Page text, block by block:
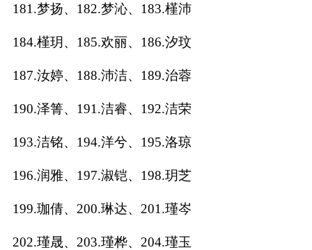
181.梦扬、182.梦沁、183.槿沛
184.槿玥、185.欢丽、186.汐玟
187.汝婷、188.沛洁、189.治蓉
190.泽箐、191.洁睿、192.洁荣
193.洁铭、194.洋兮、195.洛琼
196.润雅、197.淑铠、198.玥芝
199.珈倩、200.琳达、201.瑾岑
202.瑾晟、203.瑾桦、204.瑾玉